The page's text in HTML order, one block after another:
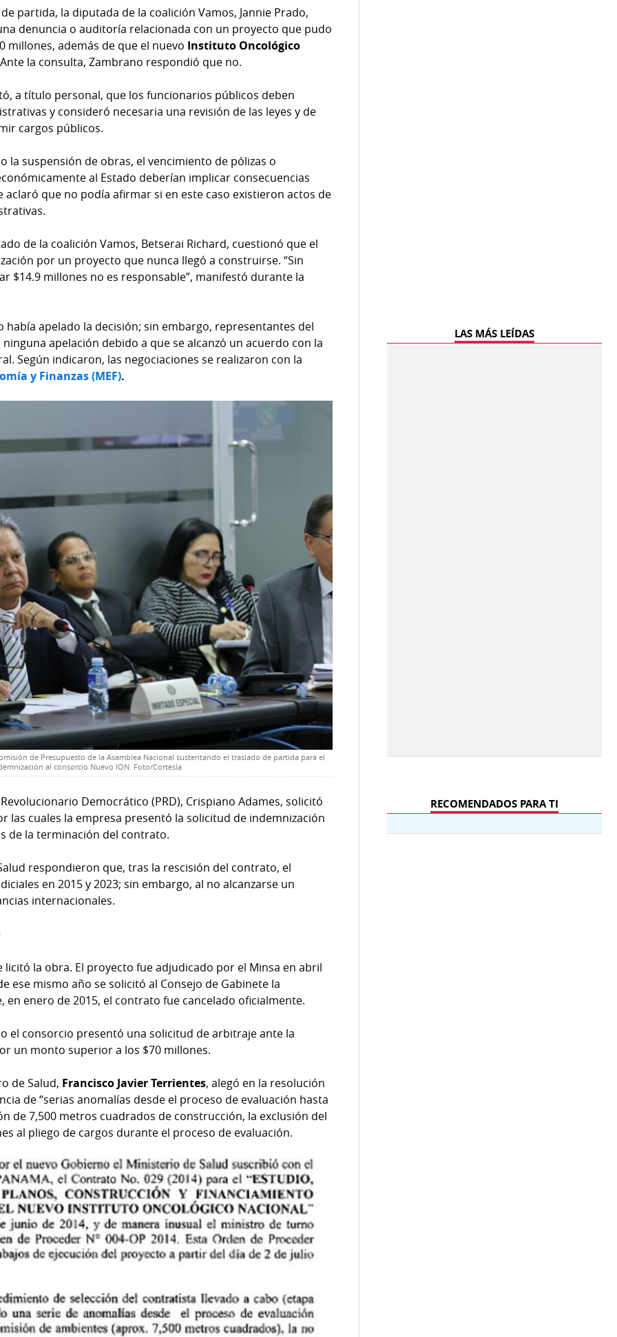
partida, la diputada de la coalición Vamos, Jannie Prado,
denuncia o auditoría relacionada con un proyecto que pudo
millones, además de que el nuevo Instituto Oncológico
la consulta, Zambrano respondió que no.
a título personal, que los funcionarios públicos deben
y consideró necesaria una revisión de las leyes y de
cargos públicos.
la suspensión de obras, el vencimiento de pólizas o
al Estado deberían implicar consecuencias
que no podía afirmar si en este caso existieron actos de
de la coalición Vamos, Betserai Richard, cuestionó que el
por un proyecto que nunca llegó a construirse. “Sin
$14.9 millones no es responsable”, manifestó durante la
había apelado la decisión; sin embargo, representantes del
apelación debido a que se alcanzó un acuerdo con la
Según indicaron, las negociaciones se realizaron con la
y Finanzas (MEF).
de Presupuesto de la Asamblea Nacional sustentando el traslado de partida para el
al consorcio Nuevo ION. Foto/Cortesía
Democrático (PRD), Crispiano Adames, solicitó
las cuales la empresa presentó la solicitud de indemnización
de la terminación del contrato.
respondieron que, tras la rescisión del contrato, el
en 2015 y 2023; sin embargo, al no alcanzarse un
internacionales.
licitó la obra. El proyecto fue adjudicado por el Minsa en abril
ese mismo año se solicitó al Consejo de Gabinete la
enero de 2015, el contrato fue cancelado oficialmente.
el consorcio presentó una solicitud de arbitraje ante la
un monto superior a los $70 millones.
de Salud, Francisco Javier Terrientes, alegó en la resolución
de “serias anomalías desde el proceso de evaluación hasta
de 7,500 metros cuadrados de construcción, la exclusión del
al pliego de cargos durante el proceso de evaluación.
LAS MÁS LEÍDAS
RECOMENDADOS PARA TI